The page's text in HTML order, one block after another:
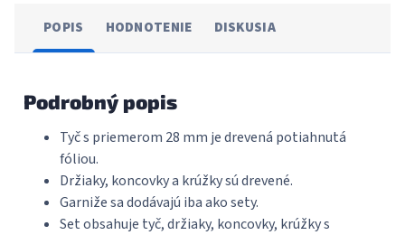
POPIS HODNOTENIE DISKUSIA
Podrobný popis
Tyč s priemerom 28 mm je drevená potiahnutá
fóliou.
Držiaky, koncovky a krúžky sú drevené.
Garniže sa dodávajú iba ako sety.
Set obsahuje tyč, držiaky, koncovky, krúžky s